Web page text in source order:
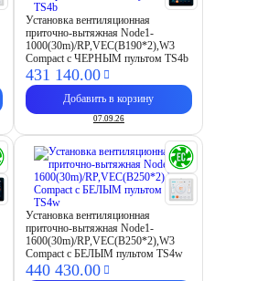
Установка вентиляционная
приточно-вытяжная Node1-
1000(30m)/RP,VEC(B190*2),W3
Compact с ЧЕРНЫМ пультом TS4b
431 140.00
Добавить в корзину
07.09.26
Установка вентиляционная
приточно-вытяжная Node1-
1600(30m)/RP,VEC(B250*2),W3
Compact с БЕЛЫМ пультом TS4w
440 430.00